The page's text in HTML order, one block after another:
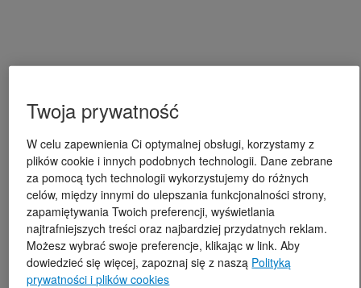
Twoja prywatność
W celu zapewnienia Ci optymalnej obsługi, korzystamy z
plików cookie i innych podobnych technologii. Dane zebrane
za pomocą tych technologii wykorzystujemy do różnych
celów, między innymi do ulepszania funkcjonalności strony,
zapamiętywania Twoich preferencji, wyświetlania
najtrafniejszych treści oraz najbardziej przydatnych reklam.
Możesz wybrać swoje preferencje, klikając w link. Aby
dowiedzieć się więcej, zapoznaj się z naszą Polityką
prywatności i plików cookies